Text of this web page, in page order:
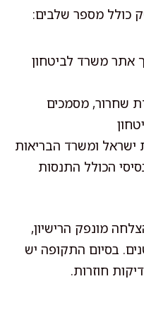
כולל מספר שלבים:
אתר משרד לביטחון
שחרור, מסמכים
ומשרד הבריאות
הכולל התנסות
מונפק הרישיון,
בסיום התקופה יש
חוזרות.